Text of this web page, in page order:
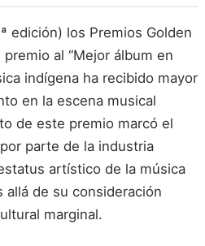
edición) los Premios Golden
al “Mejor álbum en
indígena ha recibido mayor
en la escena musical
de este premio marcó el
parte de la industria
artístico de la música
allá de su consideración
marginal.